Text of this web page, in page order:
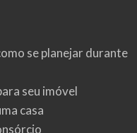
se planejar durante
seu imóvel
casa